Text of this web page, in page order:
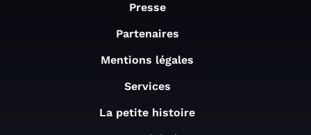
Presse
Partenaires
Mentions légales
Services
La petite histoire